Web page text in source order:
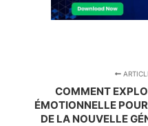
COMMENT
ÉMOTIONNELLE
DE LA NOUVELLE